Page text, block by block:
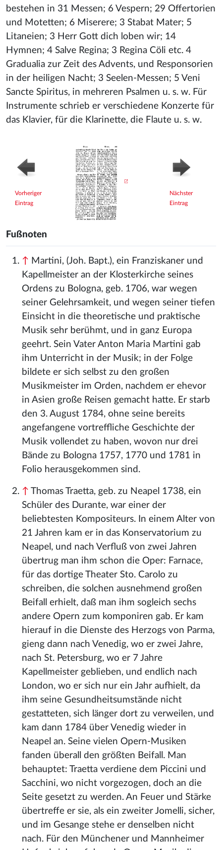
bestehen in 31 Messen; 6 Vespern; 29 Offertorien
und Motetten; 6 Miserere; 3 Stabat Mater; 5
Litaneien; 3 Herr Gott dich loben wir; 14
Hymnen; 4 Salve Regina; 3 Regina Cöli etc. 4
Gradualia zur Zeit des Advents, und Responsorien
in der heiligen Nacht; 3 Seelen-Messen; 5 Veni
Sancte Spiritus, in mehreren Psalmen u. s. w. Für
Instrumente schrieb er verschiedene Konzerte für
das Klavier, für die Klarinette, die Flaute u. s. w.
Vorheriger
Eintrag
Nächster
Eintrag
Fußnoten
↑ Martini, (Joh. Bapt.), ein Franziskaner und
Kapellmeister an der Klosterkirche seines
Ordens zu Bologna, geb. 1706, war wegen
seiner Gelehrsamkeit, und wegen seiner tiefen
Einsicht in die theoretische und praktische
Musik sehr berühmt, und in ganz Europa
geehrt. Sein Vater Anton Maria Martini gab
ihm Unterricht in der Musik; in der Folge
bildete er sich selbst zu den großen
Musikmeister im Orden, nachdem er ehevor
in Asien große Reisen gemacht hatte. Er starb
den 3. August 1784, ohne seine bereits
angefangene vortreffliche Geschichte der
Musik vollendet zu haben, wovon nur drei
Bände zu Bologna 1757, 1770 und 1781 in
Folio herausgekommen sind.
↑ Thomas Traetta, geb. zu Neapel 1738, ein
Schüler des Durante, war einer der
beliebtesten Kompositeurs. In einem Alter von
21 Jahren kam er in das Konservatorium zu
Neapel, und nach Verfluß von zwei Jahren
übertrug man ihm schon die Oper: Farnace,
für das dortige Theater Sto. Carolo zu
schreiben, die solchen ausnehmend großen
Beifall erhielt, daß man ihm sogleich sechs
andere Opern zum komponiren gab. Er kam
hierauf in die Dienste des Herzogs von Parma,
gieng dann nach Venedig, wo er zwei Jahre,
nach St. Petersburg, wo er 7 Jahre
Kapellmeister geblieben, und endlich nach
London, wo er sich nur ein Jahr aufhielt, da
ihm seine Gesundheitsumstände nicht
gestatteten, sich länger dort zu verweilen, und
kam dann 1784 über Venedig wieder in
Neapel an. Seine vielen Opern-Musiken
fanden überall den größten Beifall. Man
behauptet: Traetta verdiene dem Piccini und
Sacchini, wo nicht vorgezogen, doch an die
Seite gesetzt zu werden. An Feuer und Stärke
übertreffe er sie, als ein zweiter Jomelli, sicher,
und im Gesange stehe er denselben nicht
nach. Für den Münchener und Mannheimer